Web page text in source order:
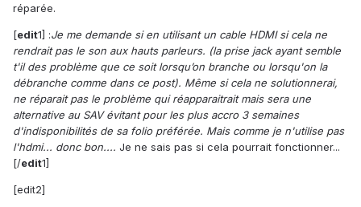
réparée.
[edit1] :Je me demande si en utilisant un cable HDMI si cela ne
rendrait pas le son aux hauts parleurs. (la prise jack ayant semble
t'il des problème que ce soit lorsqu’on branche ou lorsqu'on la
débranche comme dans ce post). Même si cela ne solutionnerai,
ne réparait pas le problème qui réapparaitrait mais sera une
alternative au SAV évitant pour les plus accro 3 semaines
d'indisponibilités de sa folio préférée. Mais comme je n'utilise pas
l'hdmi... donc bon.... Je ne sais pas si cela pourrait fonctionner...
[/edit1]
[edit2]